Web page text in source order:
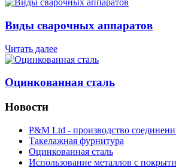
Виды сварочных аппаратов
Читать далее
Оцинкованная сталь
Новости
P&M Ltd - производство
Такелажная фурнитура
Оцинкованная сталь
Использование металлов с